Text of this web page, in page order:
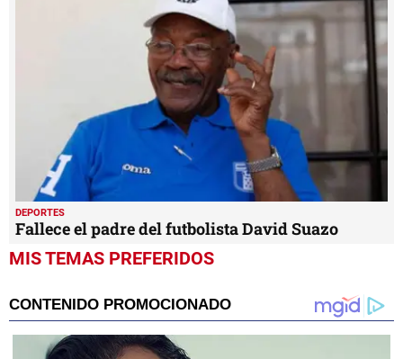
Fallece el padre del futbolista David Suazo
MIS TEMAS PREFERIDOS